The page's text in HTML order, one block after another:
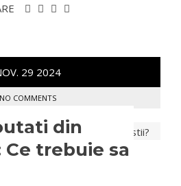
29 2024
NO COMMENTS
din
trebuie sa